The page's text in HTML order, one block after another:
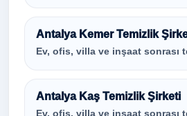
Antalya Kemer Temizlik
Ev, ofis, villa ve inşaat sonrası
Antalya Kaş Temizlik Şirketi
Ev, ofis, villa ve inşaat sonrası